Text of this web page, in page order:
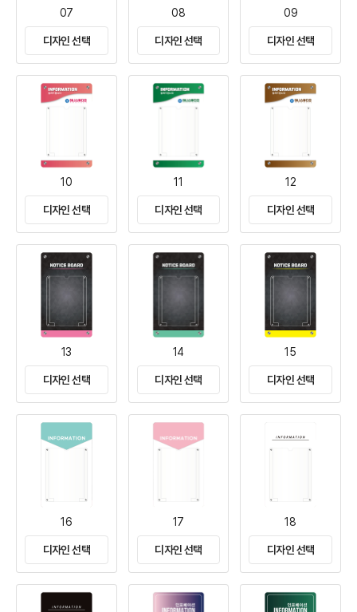
07
디자인 선택
08
디자인 선택
09
디자인 선택
10
디자인 선택
11
디자인 선택
12
디자인 선택
13
디자인 선택
14
디자인 선택
15
디자인 선택
16
디자인 선택
17
디자인 선택
18
디자인 선택